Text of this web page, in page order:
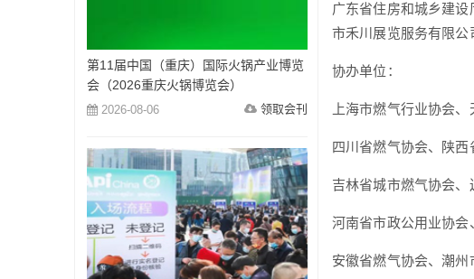
广东省住房和城乡建
市禾川展览服务有限公
协办单位：
上海市燃气行业协会
四川省燃气协会、陕
吉林省城市燃气协会
河南省市政公用业协
安徽省燃气协会、潮
第11届中国（重庆）国际火锅产业博览
会（2026重庆火锅博览会）
2026-08-06 领取会刊